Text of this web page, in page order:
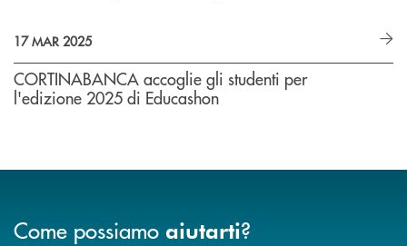
17 MAR 2025
CORTINABANCA accoglie gli studenti per
l'edizione 2025 di Educashon
Come possiamo aiutarti?